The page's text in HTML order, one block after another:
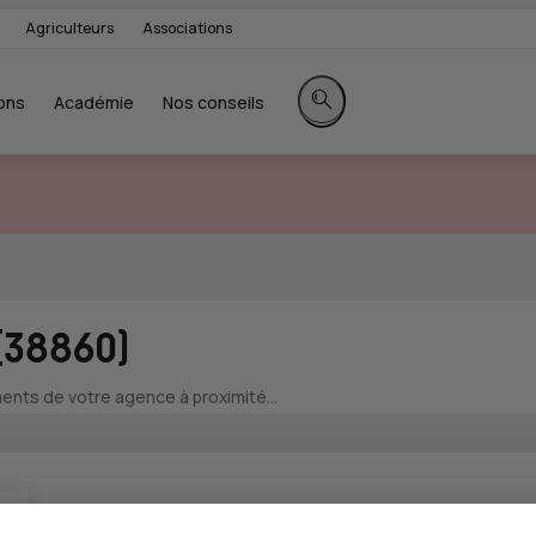
Agriculteurs Associations
Académie Nos conseils
Rechercher sur le site
de votre agence à proximité...